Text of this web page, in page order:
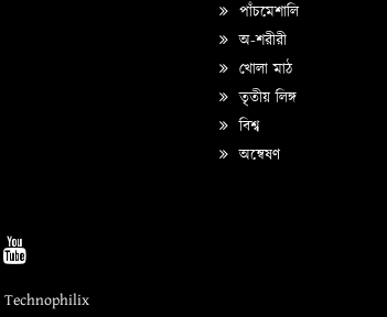
পাঁচমেশালি
অ-শরীরী
খোলা মাঠ
তৃতীয় লিঙ্গ
বিশ্ব
অন্বেষণ
Technophilix